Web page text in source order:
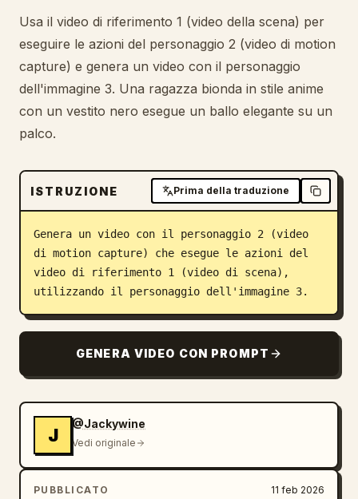
Usa il video di riferimento 1 (video della scena) per
eseguire le azioni del personaggio 2 (video di motion
capture) e genera un video con il personaggio
dell'immagine 3. Una ragazza bionda in stile anime
con un vestito nero esegue un ballo elegante su un
palco.
ISTRUZIONE Prima della traduzione
Genera un video con il personaggio 2 (video
di motion capture) che esegue le azioni del
video di riferimento 1 (video di scena),
utilizzando il personaggio dell'immagine 3.
GENERA VIDEO CON PROMPT
J
@Jackywine
Vedi originale
PUBBLICATO 11 feb 2026